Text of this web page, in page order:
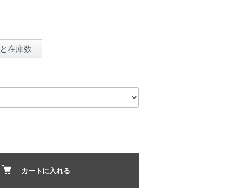
在庫数
カートに入れる